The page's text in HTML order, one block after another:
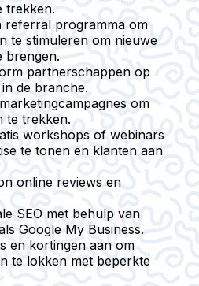
trekken.
referral programma om
te stimuleren om nieuwe
brengen.
partnerschappen op
de branche.
om
te trekken.
workshops of webinars
te tonen en klanten aan
online reviews en
SEO met behulp van
Google My Business.
en kortingen aan om
te lokken met beperkte